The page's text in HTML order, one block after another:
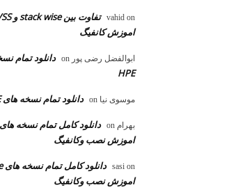
vahid on
اموزش کانفیگ
ابوالفضل رضی پور
HPE
موسوی نیا دانلود تمام نسخه های VMware-ESXi HPE
بهرام
اموزش نصب وکانفیگ
sasi on
اموزش نصب وکانفیگ